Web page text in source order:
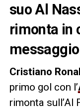
suo Al
rimonta in
Cristiano
primo gol con l’
rimonta sull’Al